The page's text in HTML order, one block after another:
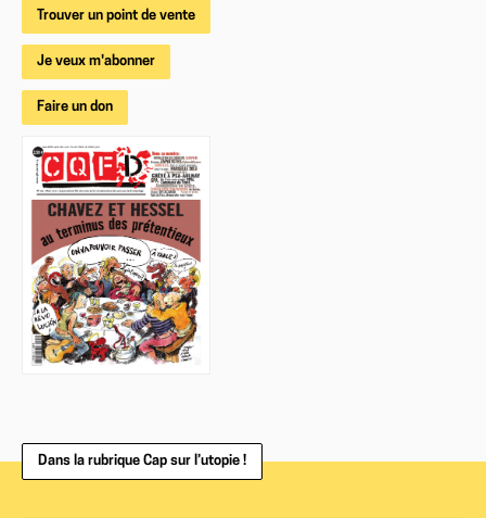
Trouver un point de vente
Je veux m'abonner
Faire un don
Dans la rubrique Cap sur l’utopie !